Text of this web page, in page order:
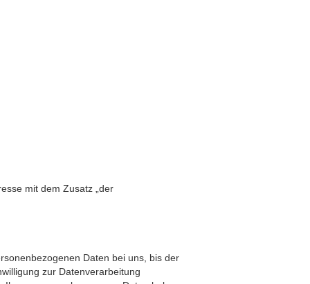
mit dem Zusatz „der
Daten bei uns, bis der
zur Datenverarbeitung